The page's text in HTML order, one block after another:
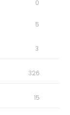
0
5
3
326
15